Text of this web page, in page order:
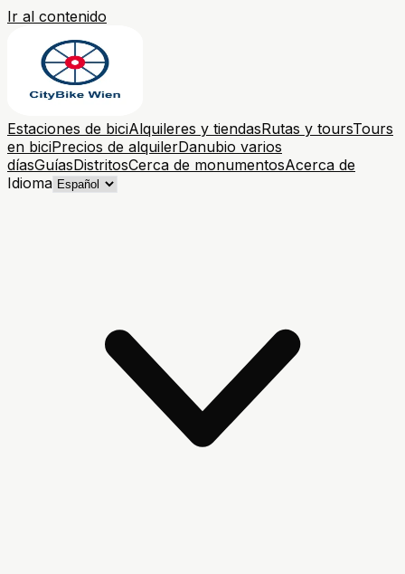
Ir al contenido
Estaciones de biciAlquileres y tiendasRutas y toursTours
en biciPrecios de alquilerDanubio varios
díasGuíasDistritosCerca de monumentosAcerca de
Idioma